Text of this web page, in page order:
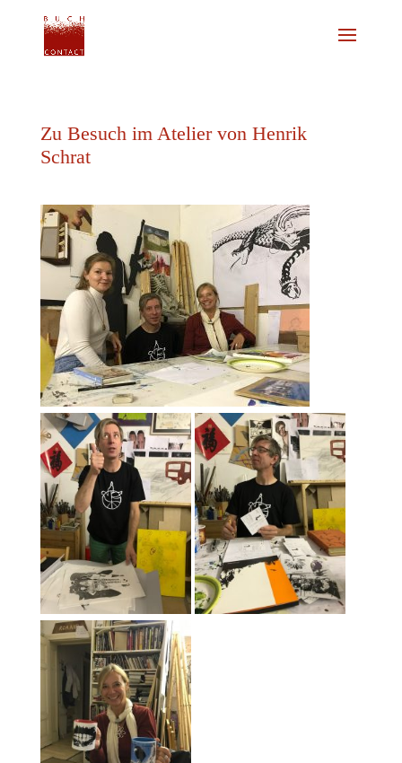
Zu Besuch im Atelier von Henrik
Schrat